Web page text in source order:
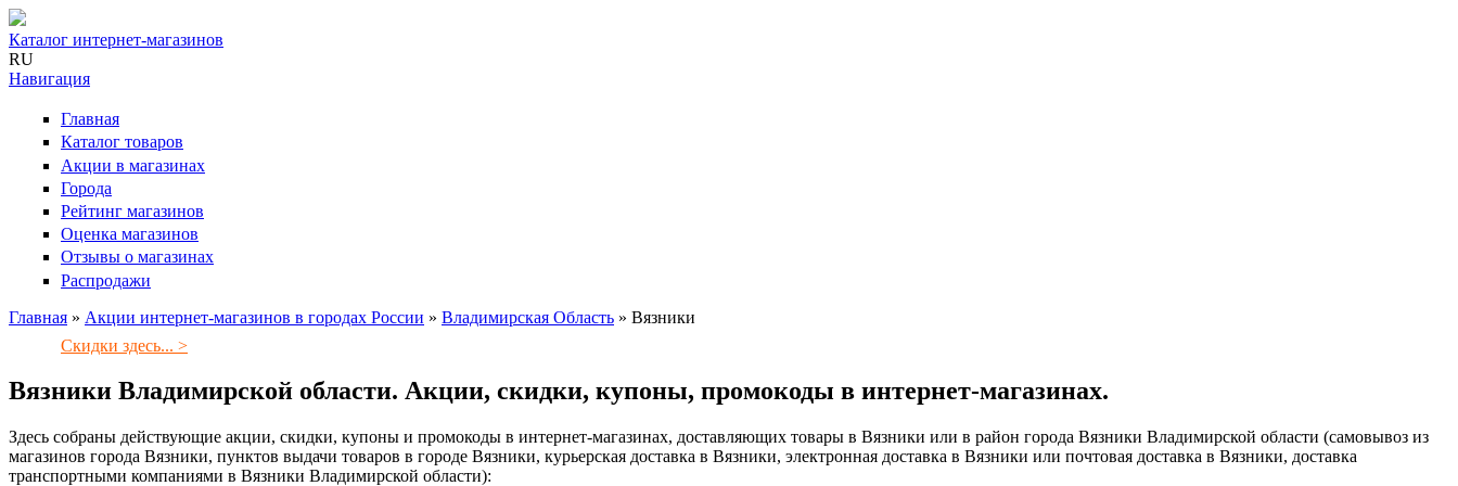
Каталог интернет-магазинов
RU
Навигация
Главная
Каталог товаров
Акции в магазинах
Города
Рейтинг магазинов
Оценка магазинов
Отзывы о магазинах
Распродажи
Вы здесь
Главная » Акции интернет-магазинов в городах России » Владимирская Область » Вязники
Скидки здесь... >
Вязники Владимирской области. Акции, скидки, купоны, промокоды в интернет-магазинах.
Здесь собраны действующие акции, скидки, купоны и промокоды в интернет-магазинах, доставляющих товары в Вязники или в район города Вязники Владимирской области (самовывоз из
магазинов города Вязники, пунктов выдачи товаров в городе Вязники, курьерская доставка в Вязники, электронная доставка в Вязники или почтовая доставка в Вязники, доставка
транспортными компаниями в Вязники Владимирской области):